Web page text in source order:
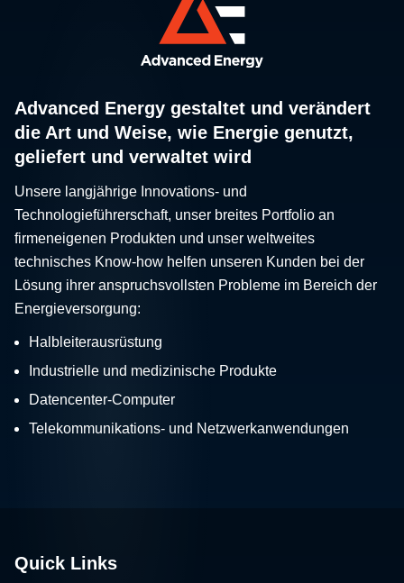
Advanced Energy gestaltet und verändert
die Art und Weise, wie Energie genutzt,
geliefert und verwaltet wird
Unsere langjährige Innovations- und
Technologieführerschaft, unser breites Portfolio an
firmeneigenen Produkten und unser weltweites
technisches Know-how helfen unseren Kunden bei der
Lösung ihrer anspruchsvollsten Probleme im Bereich der
Energieversorgung:
Halbleiterausrüstung
Industrielle und medizinische Produkte
Datencenter-Computer
Telekommunikations- und Netzwerkanwendungen
Quick Links